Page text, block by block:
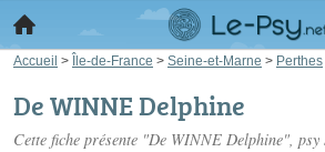
Accueil > Île-de-France > Seine-et-Marne > Perthes
De WINNE Delphine
Cette fiche présente "De WINNE Delphine", psy